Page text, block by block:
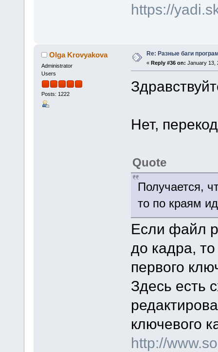
https://
Olga Krovyakova
Administrator
Users
Posts: 1222
Re: Разные баги
« Reply #36 on: January 13,
Нет,
Quote
Получается,
то по краям
Если файл
до кадра,
первого
Здесь есть
ключевого
http://